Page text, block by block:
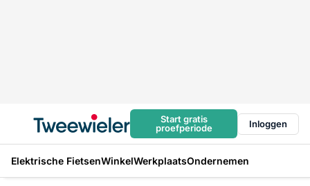
Start gratis
proefperiode
Inloggen
Elektrische FietsenWinkelWerkplaatsOndernemen